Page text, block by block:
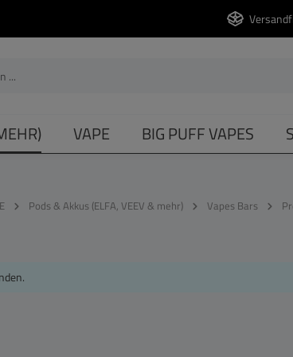
VAPE BIG PUFF VAPES
Pods & Akkus (ELFA, VEEV & mehr) Vapes Bars